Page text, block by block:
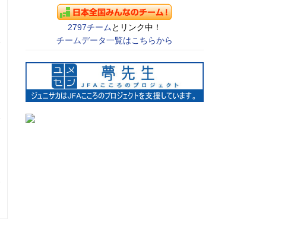
2797チーム とリンク中！
チームデータ一覧はこちらから